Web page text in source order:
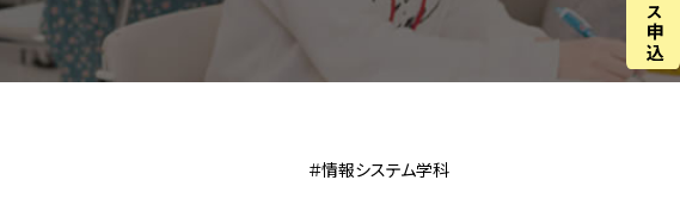
＃情報システム学科